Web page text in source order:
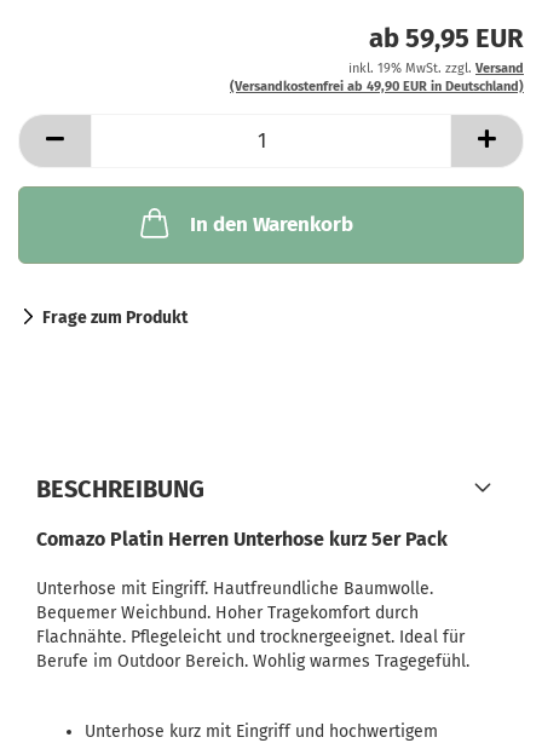
ab 59,95 EUR
inkl. 19% MwSt. zzgl. Versand
(Versandkostenfrei ab 49,90 EUR in Deutschland)
In den Warenkorb
Frage zum Produkt
BESCHREIBUNG
Comazo Platin Herren Unterhose kurz 5er Pack
Unterhose mit Eingriff. Hautfreundliche Baumwolle.
Bequemer Weichbund. Hoher Tragekomfort durch
Flachnähte. Pflegeleicht und trocknergeeignet. Ideal für
Berufe im Outdoor Bereich. Wohlig warmes Tragegefühl.
Unterhose kurz mit Eingriff und hochwertigem